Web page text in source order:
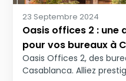
23 Septembre 2024
Oasis offices 2 : une
pour vos bureaux à
Oasis Offices 2, des
Casablanca. Alliez